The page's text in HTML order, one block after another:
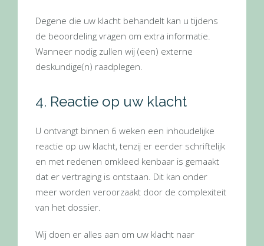
Degene die uw klacht behandelt kan u tijdens
de beoordeling vragen om extra informatie.
Wanneer nodig zullen wij (een) externe
deskundige(n) raadplegen.
4. Reactie op uw klacht
U ontvangt binnen 6 weken een inhoudelijke
reactie op uw klacht, tenzij er eerder schriftelijk
en met redenen omkleed kenbaar is gemaakt
dat er vertraging is ontstaan. Dit kan onder
meer worden veroorzaakt door de complexiteit
van het dossier.
Wij doen er alles aan om uw klacht naar